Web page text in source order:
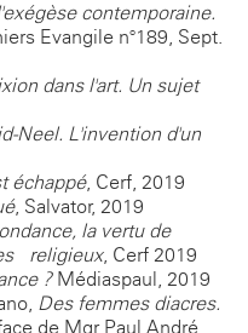
contemporaine.
Evangile n°189, Sept.
dans l'art. Un sujet
Neel. L'invention d'un
échappé, Cerf, 2019
, Salvator, 2019
la vertu de
religieux, Cerf 2019
?Médiaspaul, 2019
Des femmes diacres.
de Mgr Paul-André